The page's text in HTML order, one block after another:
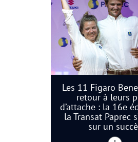
Les 11 Figaro
retour à leurs
d’attache : la 16e
la Transat Paprec
sur un